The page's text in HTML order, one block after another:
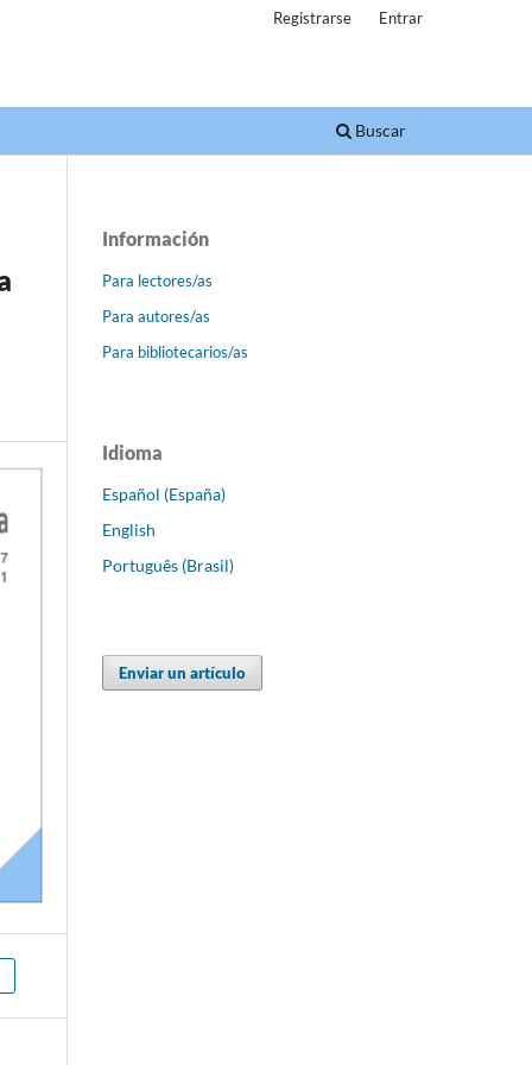
Buscar
Registrarse Entrar
Información
Para lectores/as
Para autores/as
Para bibliotecarios/as
Idioma
Español (España)
English
Português (Brasil)
Enviar un artículo